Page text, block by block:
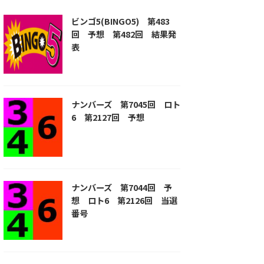
ビンゴ5(BINGO5) 第483
回 予想 第482回 結果発
表
ナンバーズ 第7045回 ロト
6 第2127回 予想
ナンバーズ 第7044回 予
想 ロト6 第2126回 当選
番号